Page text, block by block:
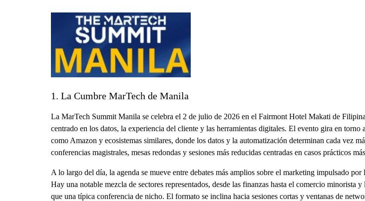
1. La Cumbre MarTech de Manila
La MarTech Summit Manila se celebra el 2 de julio de 2026 en el Fairmont Hotel Makati de
centrado en los datos, la experiencia del cliente y las herramientas digitales. El evento gira en
como Amazon y ecosistemas similares, donde los datos y la automatización determinan cada vez
conferencias magistrales, mesas redondas y sesiones más reducidas centradas en casos prácticos
A lo largo del día, la agenda se mueve entre debates más amplios sobre el marketing impulsado
Hay una notable mezcla de sectores representados, desde las finanzas hasta el comercio minorista
que una típica conferencia de nicho. El formato se inclina hacia sesiones cortas y ventanas de